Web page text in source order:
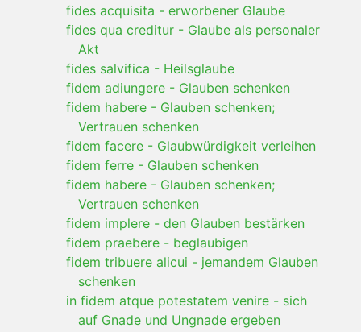
fides acquisita - erworbener Glaube
fides qua creditur - Glaube als personaler
Akt
fides salvifica - Heilsglaube
fidem adiungere - Glauben schenken
fidem habere - Glauben schenken;
Vertrauen schenken
fidem facere - Glaubwürdigkeit verleihen
fidem ferre - Glauben schenken
fidem habere - Glauben schenken;
Vertrauen schenken
fidem implere - den Glauben bestärken
fidem praebere - beglaubigen
fidem tribuere alicui - jemandem Glauben
schenken
in fidem atque potestatem venire - sich
auf Gnade und Ungnade ergeben